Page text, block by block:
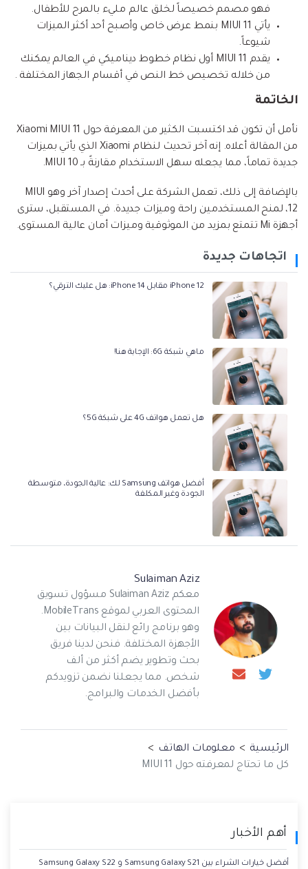
فهو مصمم خصيصاً لخلق عالم مليء بالمرح للأطفال.
يأتي MIUI 11 بنمط عرض خاص وأصبح أحد أكثر الميزات
شيوعاً.
يقدم MIUI 11 أول نظام خطوط ديناميكي في العالم يمكنك
من خلاله تخصيص خط النص في أقسام الجهاز المختلفة .
الخاتمة
نأمل أن تكون قد اكتسبت الكثير من المعرفة حول Xiaomi MIUI 11
من المقالة أعلاه. إنه آخر تحديث لنظام Xiaomi الذي يأتي بميزات
جديدة تماماً، مما يجعله سهل الاستخدام مقارنةً بـ MIUI 10.
بالإضافة إلى ذلك، تعمل الشركة على أحدث إصدار آخر وهو MIUI
12، لمنح المستخدمين راحة وميزات جديدة. في المستقبل، سترى
أجهزة Mi تتمتع بمزيد من الموثوقية وميزات أمان عالية المستوى.
اتجاهات جديدة
iPhone 12 مقابل iPhone 14: هل عليك الترقي؟
ماهي شبكة 6G: الإجابة هنا!
هل تعمل هواتف 4G على شبكة 5G؟
أفضل هواتف Samsung لك: عالية الجودة، متوسطة
الجودة وغير المكلفة
Sulaiman Aziz
معكم Sulaiman Aziz مسؤول تسويق
المحتوى العربي لموقع MobileTrans.
وهو برنامج رائع لنقل البيانات بين
الأجهزة المختلفة. فنحن لدينا فريق
بحث وتطوير يضم أكثر من ألف
شخص. مما يجعلنا نضمن تزويدكم
بأفضل الخدمات والبرامج.
الرئيسية > معلومات الهاتف >
كل ما تحتاج لمعرفته حول MIUI 11
أهم الأخبار
أفضل خيارات الشراء بين Samsung Galaxy S21 و Samsung Galaxy S22